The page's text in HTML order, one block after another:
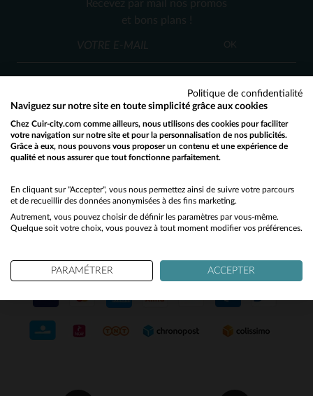
4XL
Recevez par mail nos promos
et bons plans !
OK
SERVICE CLIENT
Nos conseillers sont à votre écoute
du lundi au vendredi de 10h à 12h30
et de 13h30 à 18h.
NOS PARTENAIRES DE CONFIANCE
Would you like to be redirected to our English site?
No
Yes
Politique de confidentialité
Naviguez sur notre site en toute simplicité grâce aux cookies
Chez Cuir-city.com comme ailleurs, nous utilisons des cookies pour faciliter
votre navigation sur notre site et pour la personnalisation de nos publicités.
Grâce à eux, nous pouvons vous proposer un contenu et une expérience de
qualité et nous assurer que tout fonctionne parfaitement.
En cliquant sur "Accepter", vous nous permettez ainsi de suivre votre parcours
et de recueillir des données anonymisées à des fins marketing.
Autrement, vous pouvez choisir de définir les paramètres par vous-même.
Quelque soit votre choix, vous pouvez à tout moment modifier vos préférences.
PARAMÉTRER ACCEPTER